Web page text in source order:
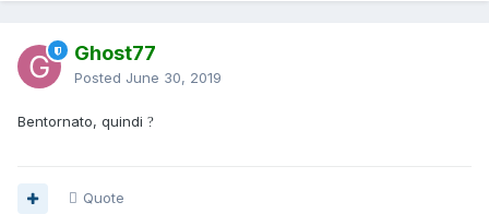
Ghost77
Posted June 30, 2019
Bentornato, quindi ?
Quote